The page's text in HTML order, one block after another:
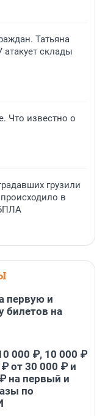
Татьяна
склады
Что известно о
грузили
в
первую и
билетов на
000 ₽, 10 000 ₽
от 30 000 ₽ и
на первый и
по